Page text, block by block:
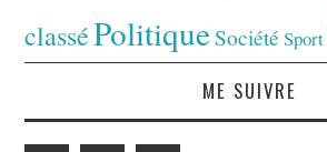
classéPolitiqueSociété Sport
ME SUIVRE